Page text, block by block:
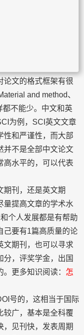
文的格式框架有很
and method、
不能少。中文和英
为例，SCI英文文章
性和严谨性，而大部
并不是全部中文论文
高水平的，可以代表
刊，还是英文期
量提高文章的学术水
个人发展都是有帮助
己要有1篇高质量的论
文期刊，也可以寻求
分，评奖学金，出国
更多知识阅读： 怎
号的，这相当于国际
较广，基本是全科覆